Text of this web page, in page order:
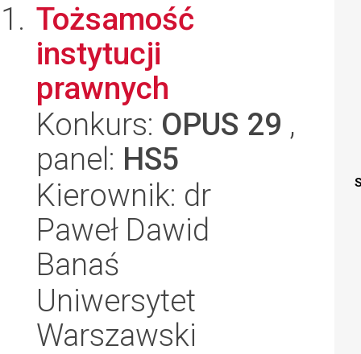
Tożsamość
instytucji
prawnych
Konkurs: OPUS 29 ,
panel: HS5
Kierownik: dr
Paweł Dawid
Banaś
Uniwersytet
Warszawski